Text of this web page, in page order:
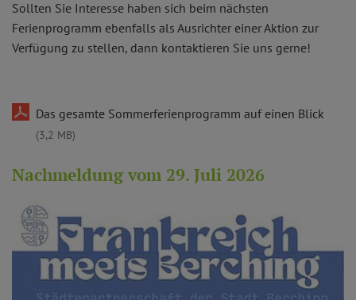
Sollten Sie Interesse haben sich beim nächsten
Ferienprogramm ebenfalls als Ausrichter einer Aktion zur
Verfügung zu stellen, dann kontaktieren Sie uns gerne!
Das gesamte Sommerferienprogramm auf einen Blick
(3,2 MB)
Nachmeldung vom 29. Juli 2026